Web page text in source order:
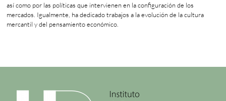
así como por las políticas que intervienen en la configuración de los
mercados. Igualmente, ha dedicado trabajos a la evolución de la cultura
mercantil y del pensamiento económico.